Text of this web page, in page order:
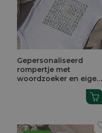
Gepersonaliseerd
rompertje met
woordzoeker en eigen